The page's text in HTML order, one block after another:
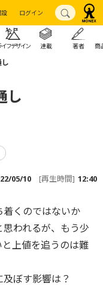
設 ログイン
イフデザイン 連載 著者 商
し
05/10 [再生時間] 12:40
着くのではないか
われるが、もう少
上値を追うのは難
ぼす影響は？